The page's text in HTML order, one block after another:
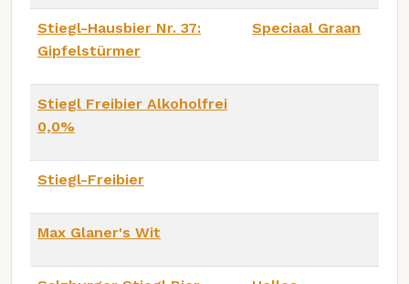
Stiegl-Hausbier Nr. 37:
Gipfelstürmer
Speciaal Graan
Stiegl Freibier Alkoholfrei
0,0%
Stiegl-Freibier
Max Glaner's Wit